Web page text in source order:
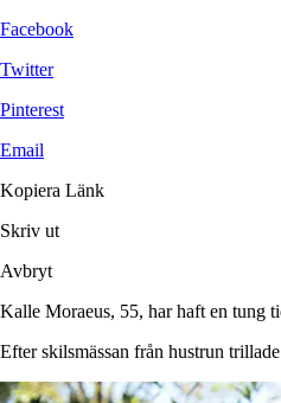
Facebook
Twitter
Pinterest
Email
Kopiera Länk
Skriv ut
Avbryt
Kalle Moraeus, 55, har haft en tung
Efter skilsmässan från hustrun